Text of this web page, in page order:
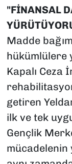
"FİNANSAL
Madde
hükümlülere
Kapalı Ceza
getiren
ilk ve tek
Gençlik
mücadelenin